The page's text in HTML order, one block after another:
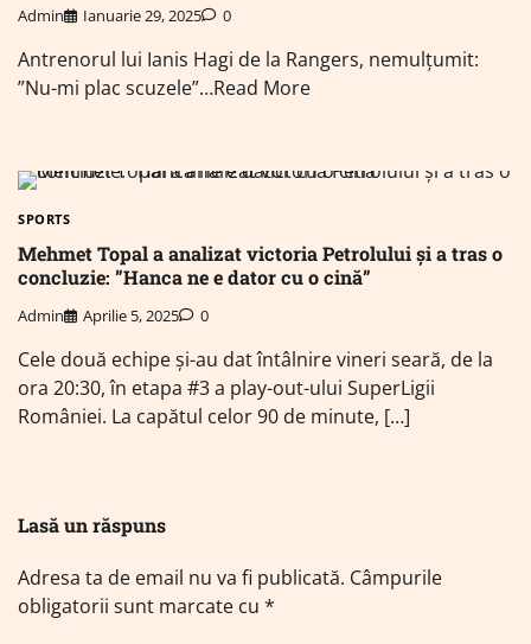
Admin Ianuarie 29, 2025 0
Antrenorul lui Ianis Hagi de la Rangers, nemulțumit:
”Nu-mi plac scuzele”…Read More
SPORTS
Mehmet Topal a analizat victoria Petrolului și a tras o
concluzie: ”Hanca ne e dator cu o cină”
Admin Aprilie 5, 2025 0
Cele două echipe și-au dat întâlnire vineri seară, de la
ora 20:30, în etapa #3 a play-out-ului SuperLigii
României. La capătul celor 90 de minute, […]
Lasă un răspuns
Adresa ta de email nu va fi publicată. Câmpurile
obligatorii sunt marcate cu *